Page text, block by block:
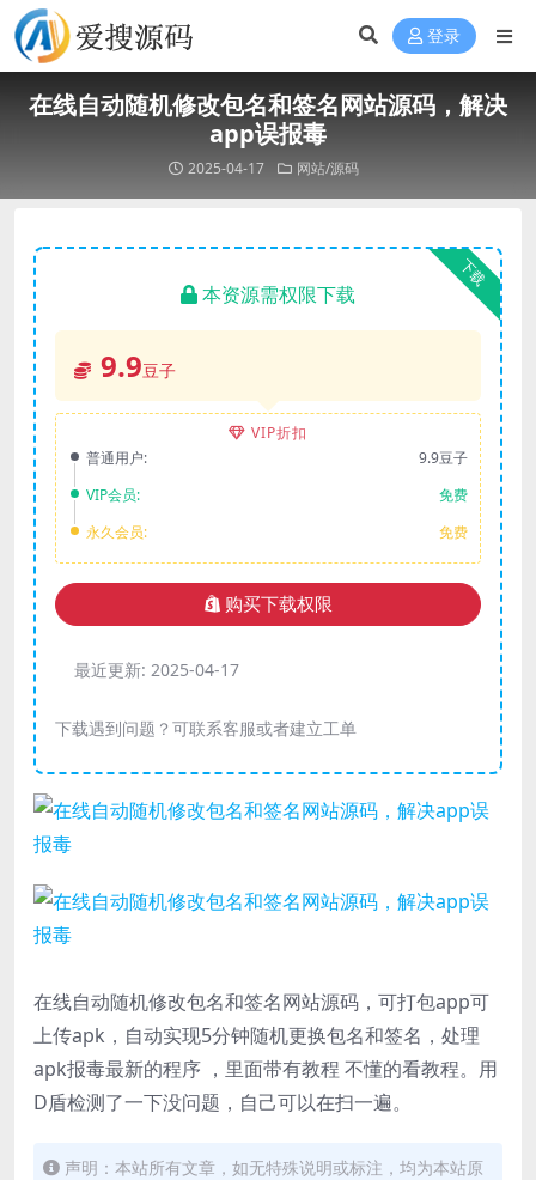
登录
在线自动随机修改包名和签名网站源码，解决
app误报毒
2025-04-17 网站/源码
下载
本资源需权限下载
9.9豆子
VIP折扣
普通用户:
9.9豆子
VIP会员:
免费
永久会员:
免费
购买下载权限
最近更新: 2025-04-17
下载遇到问题？可联系客服或者建立工单
在线自动随机修改包名和签名网站源码，可打包app可
上传apk，自动实现5分钟随机更换包名和签名，处理
apk报毒最新的程序 ，里面带有教程 不懂的看教程。用
D盾检测了一下没问题，自己可以在扫一遍。
声明：本站所有文章，如无特殊说明或标注，均为本站原